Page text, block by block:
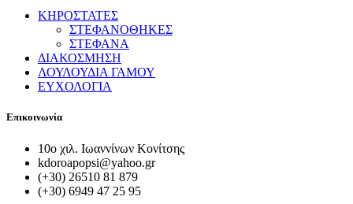
ΚΗΡΟΣΤΑΤΕΣ
ΣΤΕΦΑΝΟΘΗΚΕΣ
ΣΤΕΦΑΝΑ
ΔΙΑΚΟΣΜΗΣΗ
ΛΟΥΛΟΥΔΙΑ ΓΑΜΟΥ
ΕΥΧΟΛΟΓΙΑ
Επικοινωνία
10ο χιλ. Ιωαννίνων Κονίτσης
kdoroapopsi@yahoo.gr
(+30) 26510 81 879
(+30) 6949 47 25 95